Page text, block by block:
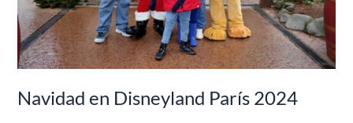
Navidad en Disneyland París 2024